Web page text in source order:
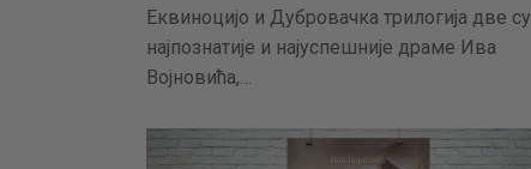
Еквиноцијо и Дубровачка трилогија две су
најпознатије и најуспешније драме Ива
Војновића,…